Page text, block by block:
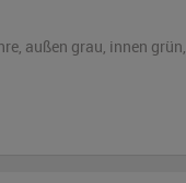
außen grau, innen grün,